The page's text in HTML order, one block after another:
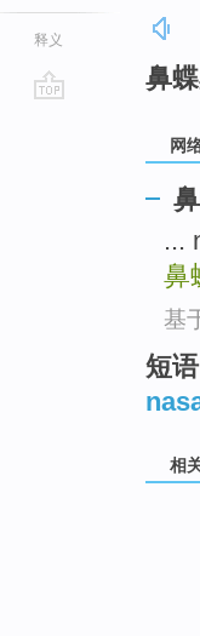
释义
鼻
网
...
鼻
基
短语
相